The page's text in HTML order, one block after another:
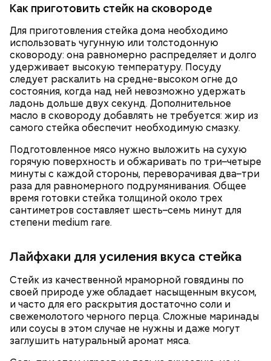
Как приготовить стейк на сковороде
Для приготовления стейка дома необходимо
использовать чугунную или толстодонную
сковороду: она равномерно распределяет и долго
удерживает высокую температуру. Посуду
следует раскалить на средне-высоком огне до
состояния, когда над ней невозможно удержать
ладонь дольше двух секунд. Дополнительное
масло в сковороду добавлять не требуется: жир из
самого стейка обеспечит необходимую смазку.
Подготовленное мясо нужно выложить на сухую
горячую поверхность и обжаривать по три–четыре
минуты с каждой стороны, переворачивая два–три
раза для равномерного подрумянивания. Общее
время готовки стейка толщиной около трех
сантиметров составляет шесть–семь минут для
степени medium rare.
Лайфхаки для усиления вкуса стейка
Стейк из качественной мраморной говядины по
своей природе уже обладает насыщенным вкусом,
и часто для его раскрытия достаточно соли и
свежемолотого черного перца. Сложные маринады
или соусы в этом случае не нужны и даже могут
заглушить натуральный аромат мяса.
Праздник любви, или Ту бе-Ав, отмечается в
Израиле как местный аналог Дня святого
устраивают свидания и признаются в своих
прошлое — во времена существования еврейской
традиции, когда девушки надевали белые платья и
водили хороводы в виноградниках, а юноши
искали себе невест.